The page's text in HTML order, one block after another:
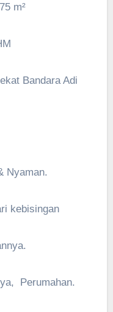
m²
Bandara Adi
Nyaman.
kebisingan
Perumahan.